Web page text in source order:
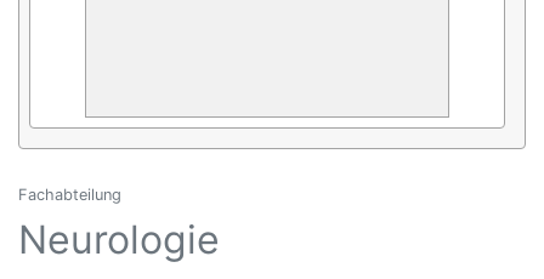
Fachabteilung
Neurologie